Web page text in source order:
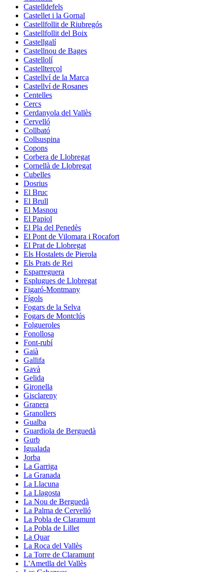
Castelldefels
Castellet i la Gornal
Castellfollit de Riubregós
Castellfollit del Boix
Castellgalí
Castellnou de Bages
Castellolí
Castellterçol
Castellví de la Marca
Castellví de Rosanes
Centelles
Cercs
Cerdanyola del Vallès
Cervelló
Collbató
Collsuspina
Copons
Corbera de Llobregat
Cornellà de Llobregat
Cubelles
Dosrius
El Bruc
El Brull
El Masnou
El Papiol
El Pla del Penedès
El Pont de Vilomara i Rocafort
El Prat de Llobregat
Els Hostalets de Pierola
Els Prats de Rei
Esparreguera
Esplugues de Llobregat
Figaró-Montmany
Fígols
Fogars de la Selva
Fogars de Montclús
Folgueroles
Fonollosa
Font-rubí
Gaià
Gallifa
Gavà
Gelida
Gironella
Gisclareny
Granera
Granollers
Gualba
Guardiola de Berguedà
Gurb
Igualada
Jorba
La Garriga
La Granada
La Llacuna
La Llagosta
La Nou de Berguedà
La Palma de Cervelló
La Pobla de Claramunt
La Pobla de Lillet
La Quar
La Roca del Vallès
La Torre de Claramunt
L'Ametlla del Vallès